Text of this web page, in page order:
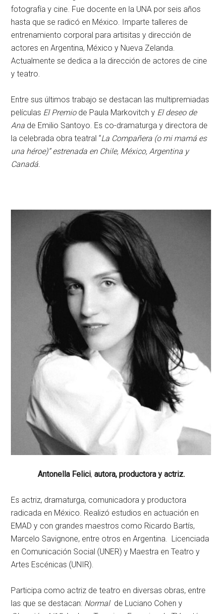
fotografía y cine. Fue docente en la UNA por seis años
hasta que se radicó en México. Imparte talleres de
entrenamiento corporal para artisitas y dirección de
actores en Argentina, México y Nueva Zelanda.
Actualmente se dedica a la dirección de actores de cine
y teatro.
Entre sus últimos trabajo se destacan las multipremiadas
películas El Premiode Paula Markovitch y El deseo de
Ana de Emilio Santoyo. Es co-dramaturga y directora de
la celebrada obra teatral “La Compañera (o mi mamá es
una héroe)” estrenada en Chile, México, Argentina y
Canadá.
Antonella Felici, autora, productora y actriz.
Es actriz, dramaturga, comunicadora y productora
radicada en México. Realizó estudios en actuación en
EMAD y con grandes maestros como Ricardo Bartís,
Marcelo Savignone, entre otros en Argentina. Licenciada
en Comunicación Social (UNER) y Maestra en Teatro y
Artes Escénicas (UNIR).
Participa como actriz de teatro en diversas obras, entre
las que se destacan: Normalde Luciano Cohen y